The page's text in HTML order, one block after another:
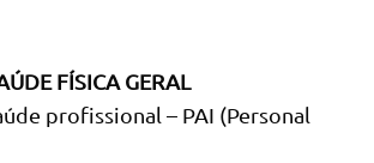
FÍSICA GERAL
profissional – PAI (Personal